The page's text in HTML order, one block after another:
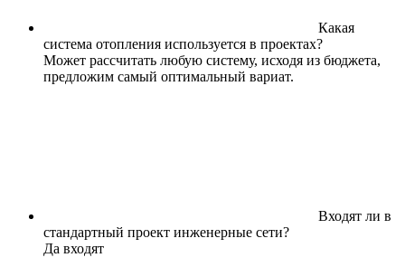
Какая
система отопления используется в проектах?
Может рассчитать любую систему, исходя из бюджета,
предложим самый оптимальный вариат.
Входят ли в
стандартный проект инженерные сети?
Да входят